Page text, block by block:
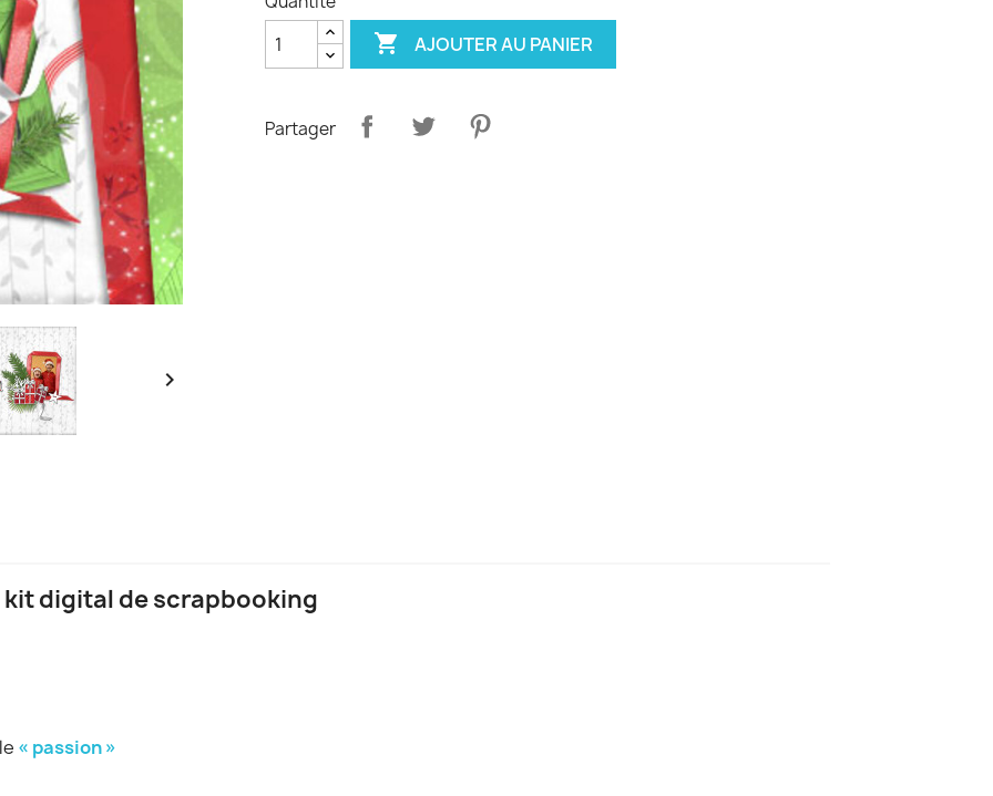

 AJOUTER AU PANIER
Partager
digital de scrapbooking
« passion »